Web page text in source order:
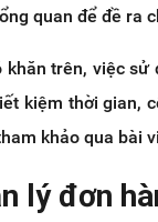
quan để đề ra
trên, việc
kiệm thời gian,
khảo qua bài
lý đơn